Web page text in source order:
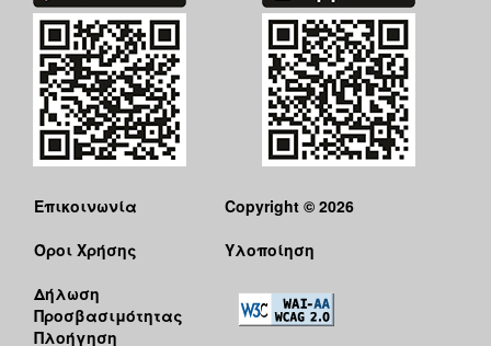
Επικοινωνία
Όροι Χρήσης
Δήλωση
Προσβασιμότητας
Πλοήγηση
Copyright © 2026
Υλοποίηση